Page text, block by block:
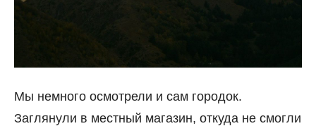
Мы немного осмотрели и сам городок.
Заглянули в местный магазин, откуда не смогли